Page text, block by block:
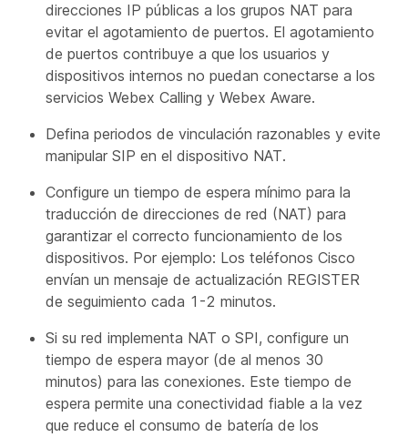
direcciones IP públicas a los grupos NAT para
evitar el agotamiento de puertos. El agotamiento
de puertos contribuye a que los usuarios y
dispositivos internos no puedan conectarse a los
servicios Webex Calling y Webex Aware.
Defina periodos de vinculación razonables y evite
manipular SIP en el dispositivo NAT.
Configure un tiempo de espera mínimo para la
traducción de direcciones de red (NAT) para
garantizar el correcto funcionamiento de los
dispositivos. Por ejemplo: Los teléfonos Cisco
envían un mensaje de actualización REGISTER
de seguimiento cada 1-2 minutos.
Si su red implementa NAT o SPI, configure un
tiempo de espera mayor (de al menos 30
minutos) para las conexiones. Este tiempo de
espera permite una conectividad fiable a la vez
que reduce el consumo de batería de los